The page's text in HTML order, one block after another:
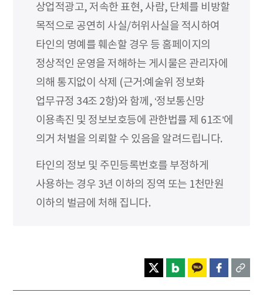
상업적광고, 저속한 표현, 사람, 단체를 비방할
목적으로 공연히 사실/허위사실을 적시하여
타인의 명예를 훼손할 경우 등 홈페이지의
정상적인 운영을 저해하는 게시물은 관리자에
의해 통지없이 삭제 (근거:예술위 정보화
업무규정 34조 2항)와 함께, ‘정보통신망
이용촉진 및 정보보호등에 관한법률 제 61조’에
의거 처벌을 의뢰할 수 있음을 알려드립니다.
타인의 정보 및 주민등록번호를 부정하게
사용하는 경우 3년 이하의 징역 또는 1천만원
이하의 벌금에 처해 집니다.